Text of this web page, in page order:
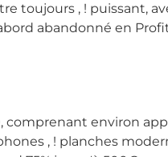
toujours , ! puissant,
abandonné en
environ
, ! planches